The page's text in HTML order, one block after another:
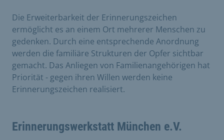
Die Erweiterbarkeit der Erinnerungszeichen
ermöglicht es an einem Ort mehrerer Menschen zu
gedenken. Durch eine entsprechende Anordnung
werden die familiäre Strukturen der Opfer sichtbar
gemacht. Das Anliegen von Familienangehörigen hat
Priorität - gegen ihren Willen werden keine
Erinnerungszeichen realisiert.
Erinnerungswerkstatt München e.V.